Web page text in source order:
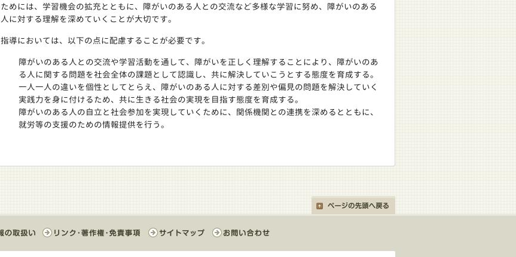
ためには、学習機会の拡充とともに、障がいのある人との交流など多様な学習に努め、障がいのある
人に対する理解を深めていくことが大切です。
指導においては、以下の点に配慮することが必要です。
障がいのある人との交流や学習活動を通して、障がいを正しく理解することにより、障がいのあ
る人に関する問題を社会全体の課題として認識し、共に解決していこうとする態度を育成する。
一人一人の違いを個性としてとらえ、障がいのある人に対する差別や偏見の問題を解決していく
実践力を身に付けるため、共に生きる社会の実現を目指す態度を育成する。
障がいのある人の自立と社会参加を実現していくために、関係機関との連携を深めるとともに、
就労等の支援のための情報提供を行う。